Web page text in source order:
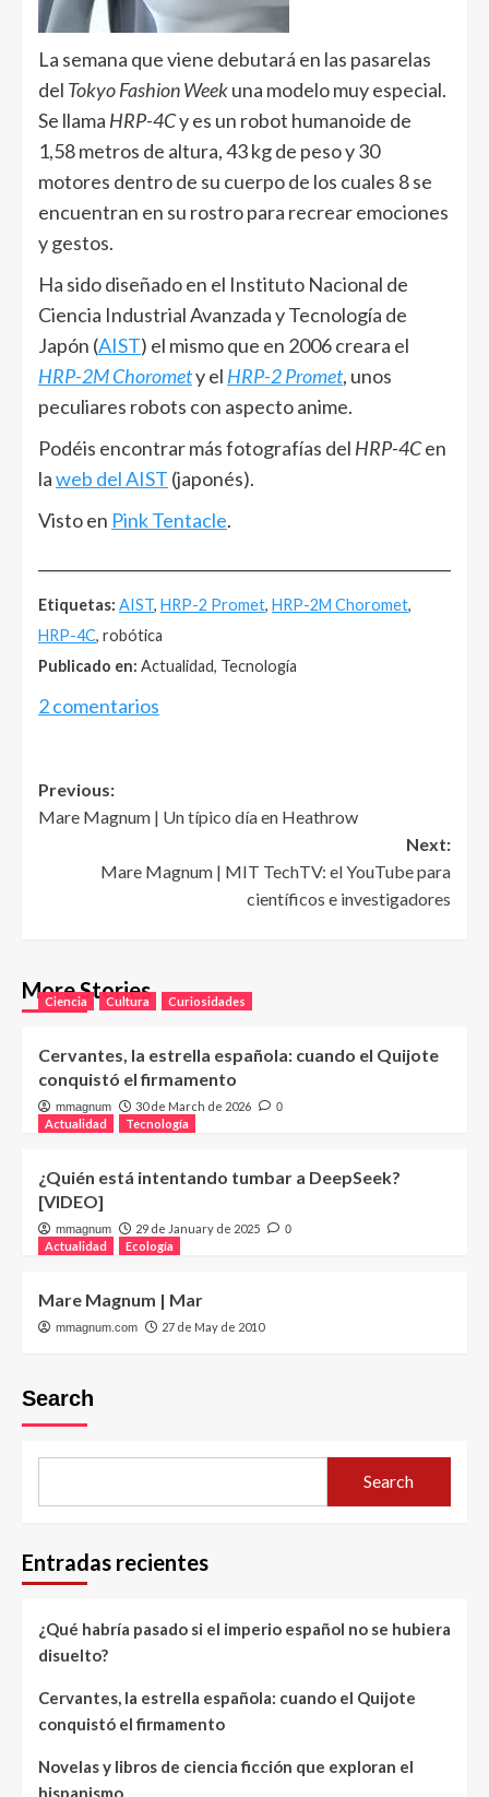
La semana que viene debutará en las pasarelas
del Tokyo Fashion Weekuna modelo muy especial.
Se llama HRP-4Cy es un robot humanoide de
1,58 metros de altura, 43 kg de peso y 30
motores dentro de su cuerpo de los cuales 8 se
encuentran en su rostro para recrear emociones
y gestos.
Ha sido diseñado en el Instituto Nacional de
Ciencia Industrial Avanzada y Tecnología de
Japón (AIST) el mismo que en 2006 creara el
HRP-2M Choromety el HRP-2 Promet, unos
peculiares robots con aspecto anime.
Podéis encontrar más fotografías del HRP-4Cen
laweb del AIST (japonés).
Visto en Pink Tentacle.
Etiquetas: AIST, HRP-2 Promet, HRP-2M Choromet,
HRP-4C, robótica
Publicado en: Actualidad, Tecnología
2 comentarios
Post
navigation
Previous:
Mare Magnum | Un típico día en Heathrow
Next:
Mare Magnum | MIT TechTV: el YouTube para
científicos e investigadores
More Stories
Ciencia Cultura Curiosidades
Cervantes, la estrella española: cuando el Quijote
conquistó el firmamento
mmagnum 30 de March de 2026 0
Actualidad Tecnología
¿Quién está intentando tumbar a DeepSeek?
[VIDEO]
mmagnum 29 de January de 2025 0
Actualidad Ecología
Mare Magnum | Mar
mmagnum.com 27 de May de 2010
Search
Search
Entradas recientes
¿Qué habría pasado si el imperio español no se hubiera
disuelto?
Cervantes, la estrella española: cuando el Quijote
conquistó el firmamento
Novelas y libros de ciencia ficción que exploran el
hispanismo